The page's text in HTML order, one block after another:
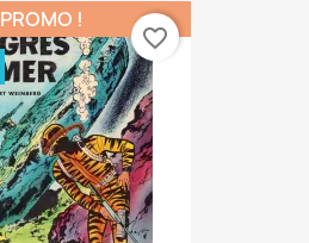
PROMO !
favorite_border